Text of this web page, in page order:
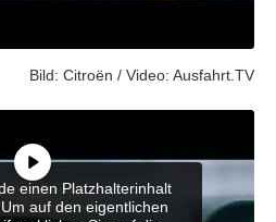
Bild: Citroën / Video: Ausfahrt.TV
einen Platzhalterinhalt
auf den eigentlichen